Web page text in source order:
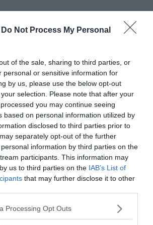
Do Not Process My Personal
of the sale, sharing to third parties, or
personal or sensitive information for
by us, please use the below opt-out
selection. Please note that after your
you may continue seeing
based on personal information utilized by
disclosed to third parties prior to
separately opt-out of the further
information by third parties on the
participants. This information may
us to third parties on the IAB’s List of
that may further disclose it to other
website/app uses one or more Google
Processing Opt Outs